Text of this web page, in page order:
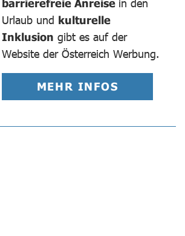
barrierefreie Anreise in den
Urlaub und kulturelle
Inklusion gibt es auf der
Website der Österreich Werbung.
MEHR INFOS